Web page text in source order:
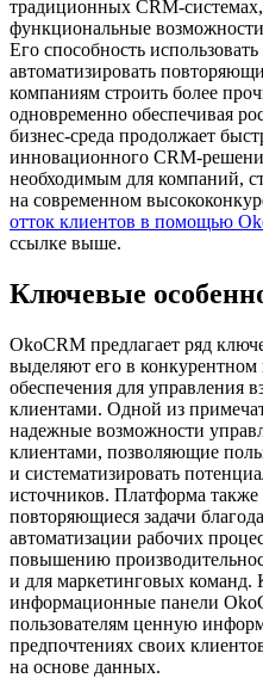
традиционных CRM-
функциональные
Его способность
автоматизировать
компаниям строить более
одновременно обеспечивая
бизнес-среда продолжает
инновационного CRM-
необходимым для компаний,
на современном
отток клиентов в помощью
ссылке выше.
Ключевые
OkoCRM предлагает ряд
выделяют его в
обеспечения для управления
клиентами. Одной из
надежные возможности
клиентами, позволяющие
и систематизировать
источников. Платформа также
повторяющиеся задачи
автоматизации рабочих
повышению
и для маркетинговых команд.
информационные панели
пользователям ценную
предпочтениях своих
на основе данных.